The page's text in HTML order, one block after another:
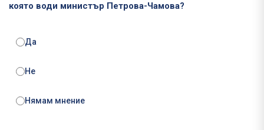
която води министър Петрова-Чамова?
Да
Не
Нямам мнение